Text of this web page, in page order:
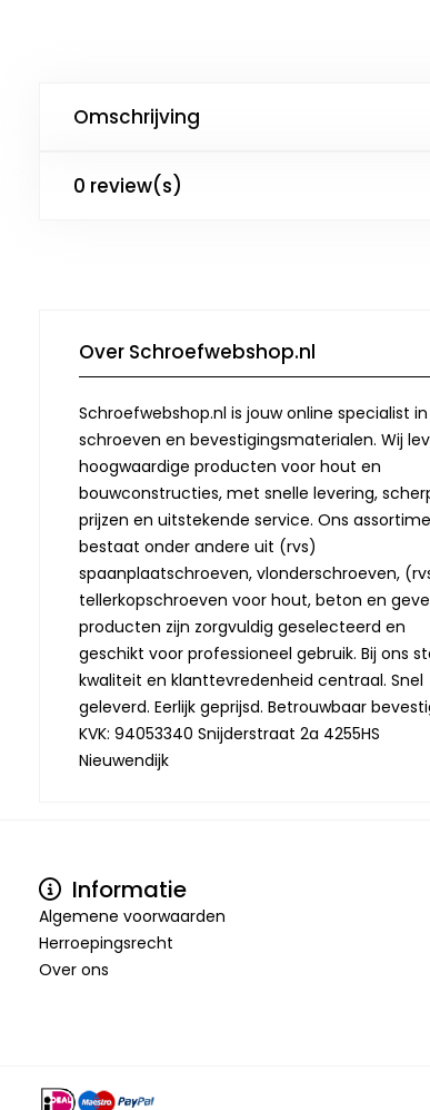
Omschrijving
0 review(s)
Over Schroefwebshop.nl
Schroefwebshop.nl is jouw online specialist
schroeven en bevestigingsmaterialen. Wij
hoogwaardige producten voor hout en
bouwconstructies, met snelle levering,
prijzen en uitstekende service. Ons
bestaat onder andere uit (rvs)
spaanplaatschroeven, vlonderschroeven,
tellerkopschroeven voor hout, beton en
producten zijn zorgvuldig geselecteerd en
geschikt voor professioneel gebruik. Bij ons
kwaliteit en klanttevredenheid centraal. Snel
geleverd. Eerlijk geprijsd. Betrouwbaar
KVK: 94053340 Snijderstraat 2a 4255HS
Nieuwendijk
Informatie
Algemene voorwaarden
Herroepingsrecht
Over ons